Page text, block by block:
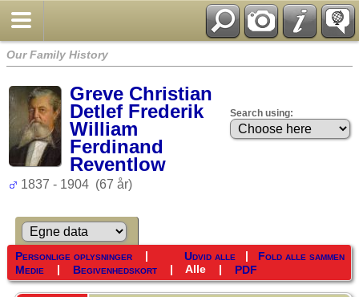
Our Family History
Greve Christian
Detlef Frederik
William
Ferdinand
Reventlow
1837 - 1904 (67 år)
Search using:
Udvid alle | Fold alle sammen
Personlige oplysninger|
Medie | Begivenhedskort| Alle| PDF